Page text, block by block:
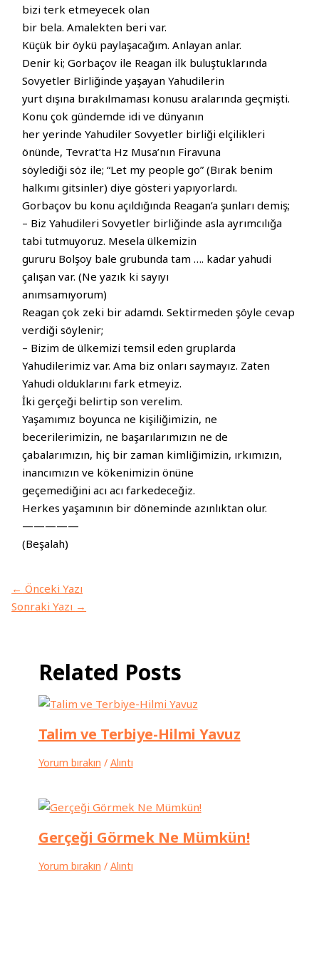
bizi terk etmeyecek olan
bir bela. Amalekten beri var.
Küçük bir öykü paylaşacağım. Anlayan anlar.
Denir ki; Gorbaçov ile Reagan ilk buluştuklarında
Sovyetler Birliğinde yaşayan Yahudilerin
yurt dışına bırakılmaması konusu aralarında geçmişti.
Konu çok gündemde idi ve dünyanın
her yerinde Yahudiler Sovyetler birliği elçilikleri
önünde, Tevrat’ta Hz Musa’nın Firavuna
söylediği söz ile; “Let my people go” (Bırak benim
halkımı gitsinler) diye gösteri yapıyorlardı.
Gorbaçov bu konu açıldığında Reagan’a şunları demiş;
– Biz Yahudileri Sovyetler birliğinde asla ayrımcılığa
tabi tutmuyoruz. Mesela ülkemizin
gururu Bolşoy bale grubunda tam …. kadar yahudi
çalışan var. (Ne yazık ki sayıyı
anımsamıyorum)
Reagan çok zeki bir adamdı. Sektirmeden şöyle cevap
verdiği söylenir;
– Bizim de ülkemizi temsil eden gruplarda
Yahudilerimiz var. Ama biz onları saymayız. Zaten
Yahudi olduklarını fark etmeyiz.
İki gerçeği belirtip son verelim.
Yaşamımız boyunca ne kişiliğimizin, ne
becerilerimizin, ne başarılarımızın ne de
çabalarımızın, hiç bir zaman kimliğimizin, ırkımızın,
inancımızın ve kökenimizin önüne
geçemediğini acı acı farkedeceğiz.
Herkes yaşamının bir döneminde azınlıktan olur.
—————
(Beşalah)
← Önceki Yazı
Sonraki Yazı →
Related Posts
Talim ve Terbiye-Hilmi Yavuz
Yorum bırakın / Alıntı
Gerçeği Görmek Ne Mümkün!
Yorum bırakın / Alıntı